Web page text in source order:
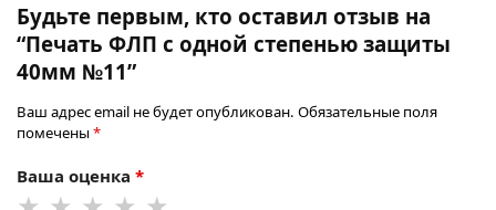
Будьте первым, кто оставил отзыв на
“Печать ФЛП с одной степенью защиты
40мм №11”
Ваш адрес email не будет опубликован. Обязательные поля
помечены *
Ваша оценка *